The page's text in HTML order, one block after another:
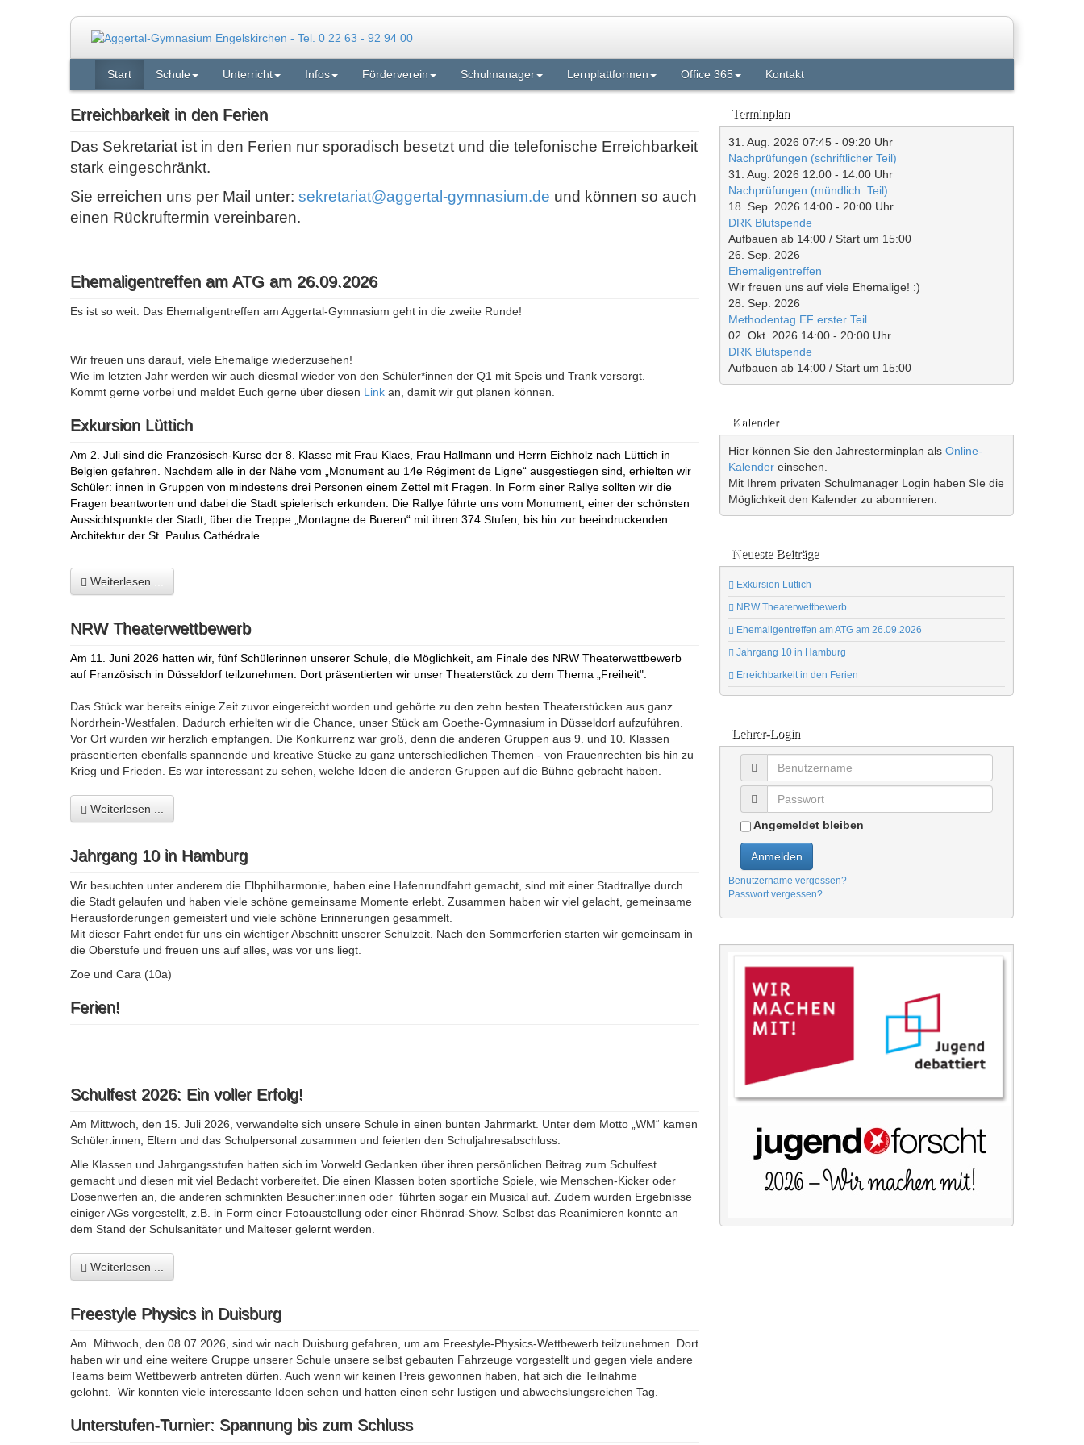
Start Schule Unterricht Infos Förderverein Schulmanager Lernplattformen Office 365 Kontakt
Erreichbarkeit in den Ferien
Das Sekretariat ist in den Ferien nur sporadisch besetzt und die telefonische Erreichbarkeit
stark eingeschränkt.
Sie erreichen uns per Mail unter: sekretariat@aggertal-gymnasium.de und können so auch
einen Rückruftermin vereinbaren.
Ehemaligentreffen am ATG am 26.09.2026
Es ist so weit: Das Ehemaligentreffen am Aggertal-Gymnasium geht in die zweite Runde!
Wir freuen uns darauf, viele Ehemalige wiederzusehen!
Wie im letzten Jahr werden wir auch diesmal wieder von den Schüler*innen der Q1 mit Speis und Trank versorgt.
Kommt gerne vorbei und meldet Euch gerne über diesen Link an, damit wir gut planen können.
Exkursion Lüttich
Am 2. Juli sind die Französisch-Kurse der 8. Klasse mit Frau Klaes, Frau Hallmann und Herrn Eichholz nach Lüttich in
Belgien gefahren. Nachdem alle in der Nähe vom „Monument au 14e Régiment de Ligne“ ausgestiegen sind, erhielten wir
Schüler: innen in Gruppen von mindestens drei Personen einem Zettel mit Fragen. In Form einer Rallye sollten wir die
Fragen beantworten und dabei die Stadt spielerisch erkunden. Die Rallye führte uns vom Monument, einer der schönsten
Aussichtspunkte der Stadt, über die Treppe „Montagne de Bueren“ mit ihren 374 Stufen, bis hin zur beeindruckenden
Architektur der St. Paulus Cathédrale.
Weiterlesen ...
NRW Theaterwettbewerb
Am 11. Juni 2026 hatten wir, fünf Schülerinnen unserer Schule, die Möglichkeit, am Finale des NRW Theaterwettbewerb
auf Französisch in Düsseldorf teilzunehmen. Dort präsentierten wir unser Theaterstück zu dem Thema „Freiheit".
Das Stück war bereits einige Zeit zuvor eingereicht worden und gehörte zu den zehn besten Theaterstücken aus ganz
Nordrhein-Westfalen. Dadurch erhielten wir die Chance, unser Stück am Goethe-Gymnasium in Düsseldorf aufzuführen.
Vor Ort wurden wir herzlich empfangen. Die Konkurrenz war groß, denn die anderen Gruppen aus 9. und 10. Klassen
präsentierten ebenfalls spannende und kreative Stücke zu ganz unterschiedlichen Themen - von Frauenrechten bis hin zu
Krieg und Frieden. Es war interessant zu sehen, welche Ideen die anderen Gruppen auf die Bühne gebracht haben.
Weiterlesen ...
Jahrgang 10 in Hamburg
Wir besuchten unter anderem die Elbphilharmonie, haben eine Hafenrundfahrt gemacht, sind mit einer Stadtrallye durch
die Stadt gelaufen und haben viele schöne gemeinsame Momente erlebt. Zusammen haben wir viel gelacht, gemeinsame
Herausforderungen gemeistert und viele schöne Erinnerungen gesammelt.
Mit dieser Fahrt endet für uns ein wichtiger Abschnitt unserer Schulzeit. Nach den Sommerferien starten wir gemeinsam in
die Oberstufe und freuen uns auf alles, was vor uns liegt.
Zoe und Cara (10a)
Ferien!
Schulfest 2026: Ein voller Erfolg!
Am Mittwoch, den 15. Juli 2026, verwandelte sich unsere Schule in einen bunten Jahrmarkt. Unter dem Motto „WM“ kamen
Schüler:innen, Eltern und das Schulpersonal zusammen und feierten den Schuljahresabschluss.
Alle Klassen und Jahrgangsstufen hatten sich im Vorweld Gedanken über ihren persönlichen Beitrag zum Schulfest
gemacht und diesen mit viel Bedacht vorbereitet. Die einen Klassen boten sportliche Spiele, wie Menschen-Kicker oder
Dosenwerfen an, die anderen schminkten Besucher:innen oder führten sogar ein Musical auf. Zudem wurden Ergebnisse
einiger AGs vorgestellt, z.B. in Form einer Fotoaustellung oder einer Rhönrad-Show. Selbst das Reanimieren konnte an
dem Stand der Schulsanitäter und Malteser gelernt werden.
Weiterlesen ...
Freestyle Physics in Duisburg
Am Mittwoch, den 08.07.2026, sind wir nach Duisburg gefahren, um am Freestyle-Physics-Wettbewerb teilzunehmen. Dort
haben wir und eine weitere Gruppe unserer Schule unsere selbst gebauten Fahrzeuge vorgestellt und gegen viele andere
Teams beim Wettbewerb antreten dürfen. Auch wenn wir keinen Preis gewonnen haben, hat sich die Teilnahme
gelohnt. Wir konnten viele interessante Ideen sehen und hatten einen sehr lustigen und abwechslungsreichen Tag.
Unterstufen-Turnier: Spannung bis zum Schluss
Terminplan
31. Aug. 2026 07:45 - 09:20 Uhr
Nachprüfungen (schriftlicher Teil)
31. Aug. 2026 12:00 - 14:00 Uhr
Nachprüfungen (mündlich. Teil)
18. Sep. 2026 14:00 - 20:00 Uhr
DRK Blutspende
Aufbauen ab 14:00 / Start um 15:00
26. Sep. 2026
Ehemaligentreffen
Wir freuen uns auf viele Ehemalige! :)
28. Sep. 2026
Methodentag EF erster Teil
02. Okt. 2026 14:00 - 20:00 Uhr
DRK Blutspende
Aufbauen ab 14:00 / Start um 15:00
Kalender
Hier können Sie den Jahresterminplan als Online-
Kalender einsehen.
Mit Ihrem privaten Schulmanager Login haben SIe die
Möglichkeit den Kalender zu abonnieren.
Neueste Beiträge
Exkursion Lüttich
NRW Theaterwettbewerb
Ehemaligentreffen am ATG am 26.09.2026
Jahrgang 10 in Hamburg
Erreichbarkeit in den Ferien
Lehrer-Login
Angemeldet bleiben
Anmelden
Benutzername vergessen?
Passwort vergessen?